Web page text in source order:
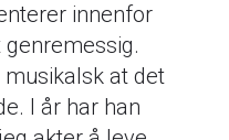
innenfor
at det
I år har han